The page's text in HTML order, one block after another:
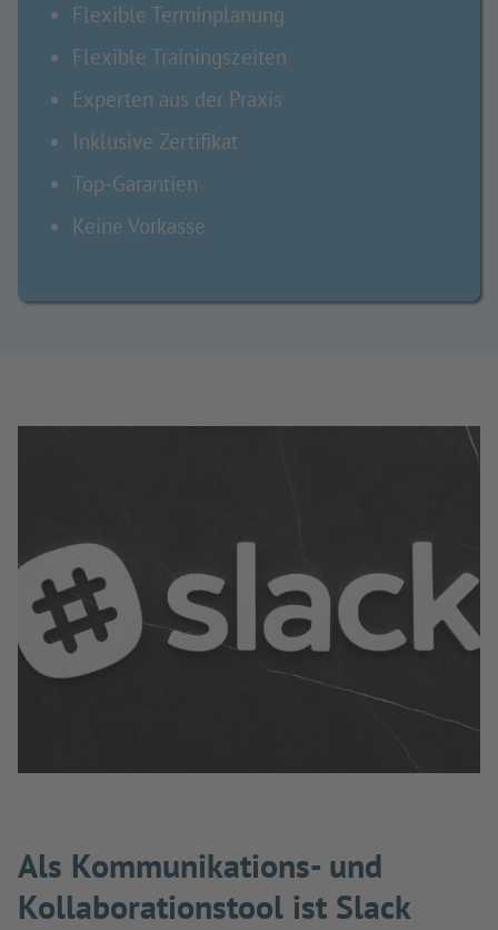
Flexible Terminplanung
Flexible Trainingszeiten
Experten aus der Praxis
Inklusive Zertifikat
Top-Garantien
Keine Vorkasse
Als Kommunikations- und
Kollaborationstool ist Slack